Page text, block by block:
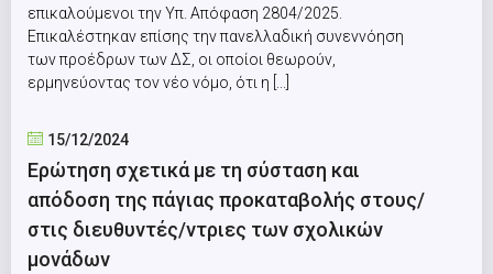
επικαλούμενοι την Υπ. Απόφαση 2804/2025.
Επικαλέστηκαν επίσης την πανελλαδική συνεννόηση
των προέδρων των ΔΣ, οι οποίοι θεωρούν,
ερμηνεύοντας τον νέο νόμο, ότι η [...]
15/12/2024
Ερώτηση σχετικά με τη σύσταση και
απόδοση της πάγιας προκαταβολής στους/
στις διευθυντές/ντριες των σχολικών
μονάδων